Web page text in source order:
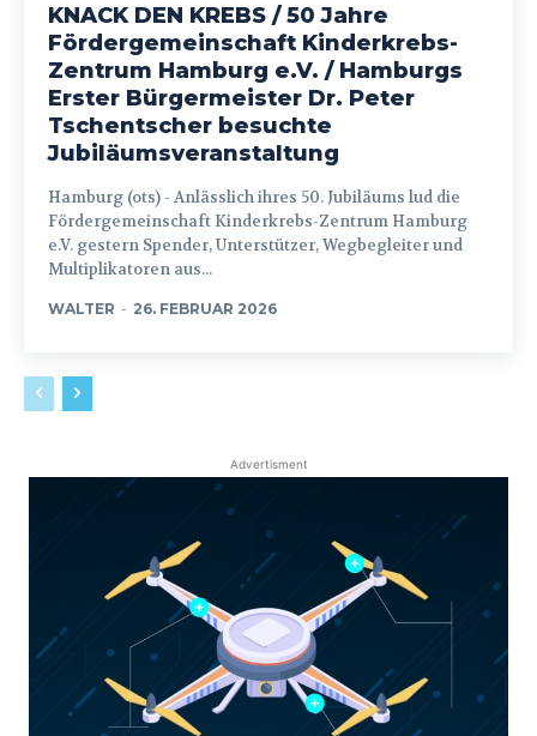
KNACK DEN KREBS / 50 Jahre
Fördergemeinschaft Kinderkrebs-
Zentrum Hamburg e.V. / Hamburgs
Erster Bürgermeister Dr. Peter
Tschentscher besuchte
Jubiläumsveranstaltung
Hamburg (ots) - Anlässlich ihres 50. Jubiläums lud die
Fördergemeinschaft Kinderkrebs-Zentrum Hamburg
e.V. gestern Spender, Unterstützer, Wegbegleiter und
Multiplikatoren aus...
WALTER - 26. FEBRUAR 2026
Advertisment